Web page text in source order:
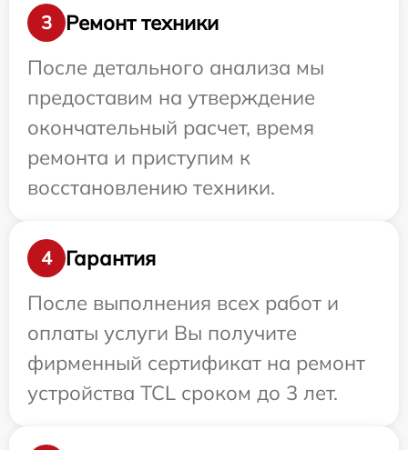
3
Ремонт техники
После детального анализа мы
предоставим на утверждение
окончательный расчет, время
ремонта и приступим к
восстановлению техники.
4
Гарантия
После выполнения всех работ и
оплаты услуги Вы получите
фирменный сертификат на ремонт
устройства TCL сроком до 3 лет.